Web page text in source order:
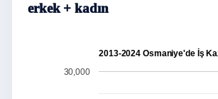
erkek + kadın
2013-2024 Osmaniye'de İş
30,000